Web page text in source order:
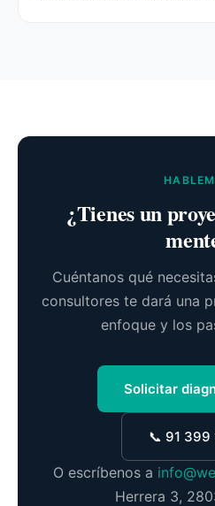
¿Tienes un
Cuéntanos qué
consultores te dará una
enfoque y los
Solicitar
📞 91 399
O escríbenos a
Herrera 3,